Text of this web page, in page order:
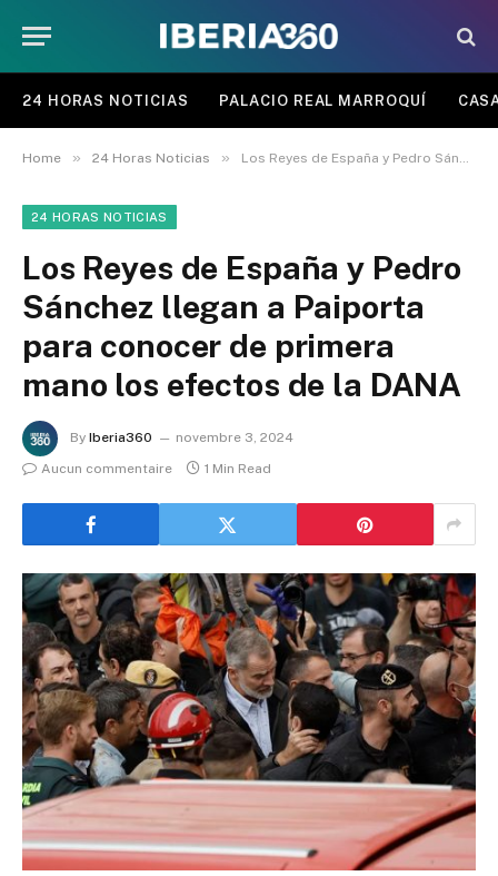
24 HORAS NOTICIAS PALACIO REAL MARROQUÍ
Home » 24 Horas Noticias » Los Reyes de España y Pedro Sánchez llegan a Paiporta para conocer de primera mano los efectos de la DANA
24 HORAS NOTICIAS
Los Reyes de España y Pedro
Sánchez llegan a Paiporta
para conocer de primera
mano los efectos de la DANA
By Iberia360
novembre 3, 2024
Aucun commentaire
1 Min Read